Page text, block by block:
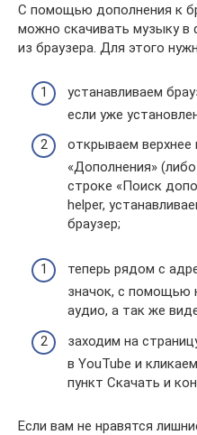
С помощью дополнения к
можно скачивать музыку в
из браузера. Для этого
устанавливаем
если уже
открываем
«Дополнения»
строке «Поиск
helper,
браузер;
теперь рядом с
значок, с помощью
аудио, а так же
заходим на
в YouTube и
пункт Скачать и
Если вам не нравятся